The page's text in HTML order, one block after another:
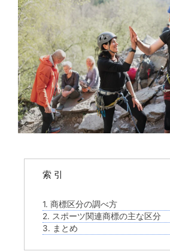
索 引
1. 商標区分の調べ方
2. スポーツ関連商標の主な区分
3. まとめ